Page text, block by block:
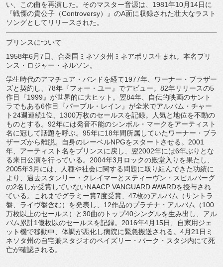
い、この曲を再演した。そのマスター音源は、1981年10月14日に
『戦慄の貴公子（Controversy）』のA面に収録された壮大なラスト
ソングとしてリリースされた。
プリンスについて
1958年6月7日、合衆国ミネソタ州ミネアポリス生まれ。本名プリ
ンス・ロジャー・ネルソン。
学生時代のアマチュア・バンドを経て1977年、ワーナー・ブラザー
ズと契約し、78年『フォー・ユー』でデビュー。82年リリースの5
作目『1999』が世界的に大ヒット。翌84年、自伝的映画のサント
ラでもある6作目『パープル・レイン』が全米でアルバム・チャー
ト24週連続1位、1300万枚のセールスを記録。人気と地位を不動の
ものとする。92年には発音不能のシンボル・マークをアーティスト
名に冠して話題を呼ぶ。95年に18年間所属していたワーナー・ブラ
ザーズから離脱。自身のレーベルNPGをスタートさせる。2001
年、アーティスト名をプリンスに戻し、翌2002年には6年ぶりとな
る来日公演を行っている。2004年3月ロックの殿堂入りを果たし、
2005年3月には、人種や社会に関する問題に取り組んできた功績に
より、過去スタンリー・クレイマーとスティーヴン・スピルバーグ
の2名しか受賞していないNAACP VANGUARD AWARDを授与され
ている。これまでグラミー賞7度受賞、47枚のアルバム（サントラ
盤、ライヴ盤含む）を発表し、12作品のプラチナ・アルバム（100
万枚以上のセールス）と30曲のトップ40シングルを生み出し、アル
バム累計1億枚以のセールスを記録。2016年4月15日、自家用ジェ
ット機で移動中、体調が悪化し病院に緊急搬送される。4月21日ミ
ネソタ州の自宅兼スタジオのペイズリー・パーク・スタジ内にて死
亡が確認される。